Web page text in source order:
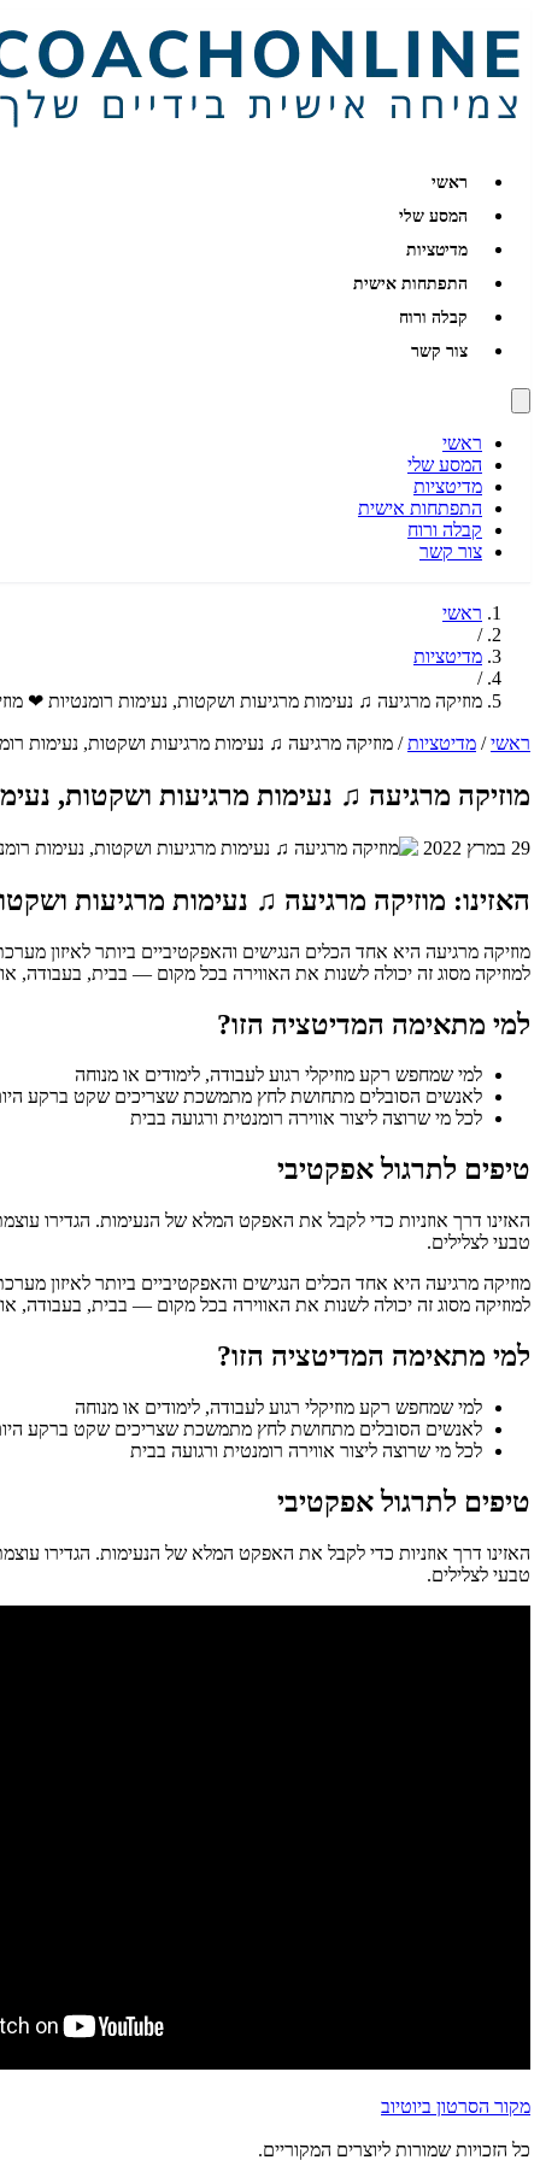
ראשי
המסע שלי
מדיטציות
התפתחות אישית
קבלה ורוח
צור קשר
ראשי
המסע שלי
מדיטציות
התפתחות אישית
קבלה ורוח
צור קשר
ראשי
/
מדיטציות
/
מוזיקה מרגיעה ♫ נעימות מרגיעות ושקטות, נעימות רומנטיות ❤
ראשי / מדיטציות / מוזיקה מרגיעה ♫ נעימות מרגיעות ושקטות, נעימות
מוזיקה מרגיעה ♫ נעימות מרגיעות ושקטות,
29 במרץ 2022
האזינו: מוזיקה מרגיעה ♫ נעימות מרגיעות
מוזיקה מרגיעה היא אחד הכלים הנגישים והאפקטיביים ביותר לאיזון
למוזיקה מסוג זה יכולה לשנות את האווירה בכל מקום — בבית, בעבודה, או
למי מתאימה המדיטציה הזו?
למי שמחפש רקע מוזיקלי רגוע לעבודה, לימודים או מנוחה
לאנשים הסובלים מתחושת לחץ מתמשכת שצריכים שקט ברקע
לכל מי שרוצה ליצור אווירה רומנטית ורגועה בבית
טיפים לתרגול אפקטיבי
האזינו דרך אוזניות כדי לקבל את האפקט המלא של הנעימות. הגדירו
טבעי לצלילים.
מוזיקה מרגיעה היא אחד הכלים הנגישים והאפקטיביים ביותר לאיזון
למוזיקה מסוג זה יכולה לשנות את האווירה בכל מקום — בבית, בעבודה, או
למי מתאימה המדיטציה הזו?
למי שמחפש רקע מוזיקלי רגוע לעבודה, לימודים או מנוחה
לאנשים הסובלים מתחושת לחץ מתמשכת שצריכים שקט ברקע
לכל מי שרוצה ליצור אווירה רומנטית ורגועה בבית
טיפים לתרגול אפקטיבי
האזינו דרך אוזניות כדי לקבל את האפקט המלא של הנעימות. הגדירו
טבעי לצלילים.
מקור הסרטון ביוטיוב
כל הזכויות שמורות ליוצרים המקוריים.